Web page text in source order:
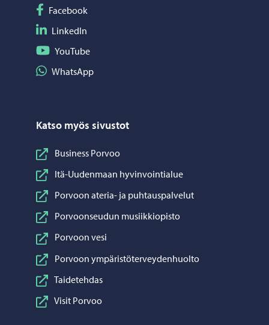
Seuraa Facebook
Facebook
Seuraa LinkedIn
LinkedIn
Seuraa YouTube
YouTube
Jaa WhatsApp
WhatsApp
Katso myös sivustot
Business Porvoo
Itä-Uudenmaan hyvinvointialue
Porvoon ateria- ja puhtauspalvelut
Porvoonseudun musiikkiopisto
Porvoon vesi
Porvoon ympäristöterveydenhuolto
Taidetehdas
Visit Porvoo